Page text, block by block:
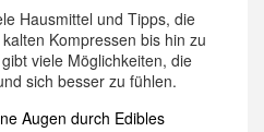
Hausmittel und Tipps, die
Kompressen bis hin zu
viele Möglichkeiten, die
sich besser zu fühlen.
Augen durch Edibles